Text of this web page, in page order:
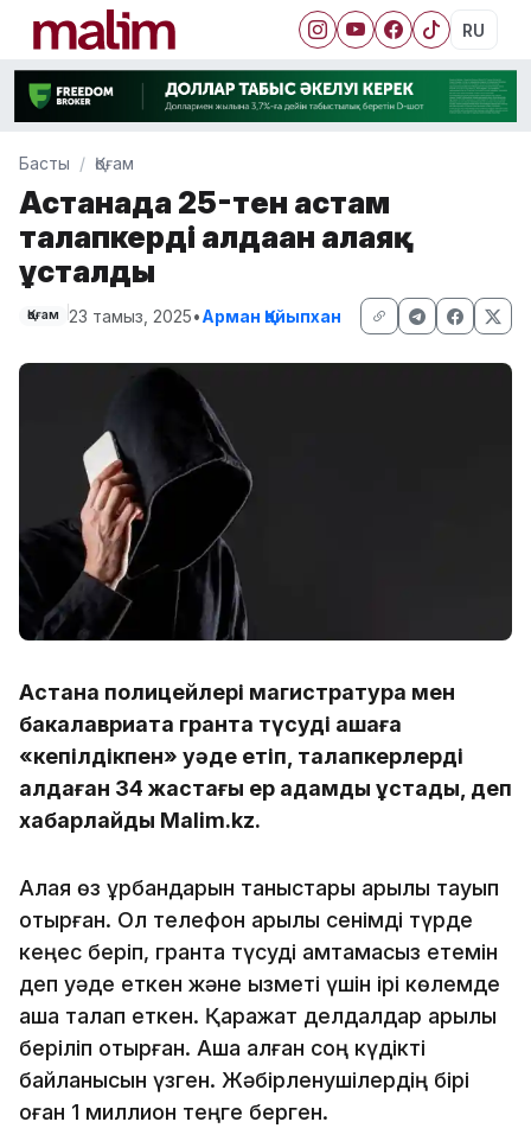
RU
Басты Қоғам
Астанада 25-тен астам
талапкерді алдаған алаяқ
ұсталды
Қоғам 23 тамыз, 2025•Арман Қайыпхан
Астана полицейлері магистратура мен
бакалавриатқа грантқа түсуді ақшаға
«кепілдікпен» уәде етіп, талапкерлерді
алдаған 34 жастағы ер адамды ұстады, деп
хабарлайды Malim.kz.
Алаяқ өз құрбандарын таныстары арқылы тауып
отырған. Ол телефон арқылы сенімді түрде
кеңес беріп, грантқа түсуді қамтамасыз етемін
деп уәде еткен және қызметі үшін ірі көлемде
ақша талап еткен. Қаражат делдалдар арқылы
беріліп отырған. Ақша алған соң күдікті
байланысын үзген. Жәбірленушілердің бірі
оған 1 миллион теңге берген.